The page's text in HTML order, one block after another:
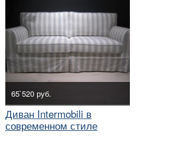
65`520 руб.
Диван Intermobili в
современном стиле